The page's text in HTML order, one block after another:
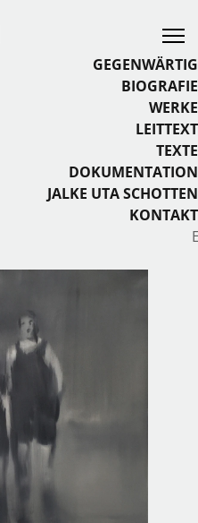
GEGENWÄRTIG
BIOGRAFIE
WERKE
LEITTEXT
TEXTE
DOKUMENTATION
JALKE UTA SCHOTTEN
KONTAKT